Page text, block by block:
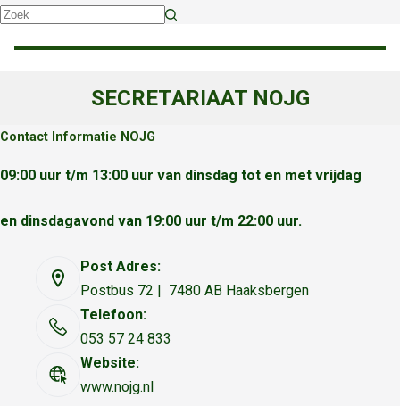
SECRETARIAAT NOJG
Contact Informatie NOJG
09:00 uur t/m 13:00 uur van dinsdag tot en met vrijdag
en dinsdagavond van 19:00 uur t/m 22:00 uur.
Post Adres:
Postbus 72 | 7480 AB Haaksbergen
Telefoon:
053 57 24 833
Website:
www.nojg.nl